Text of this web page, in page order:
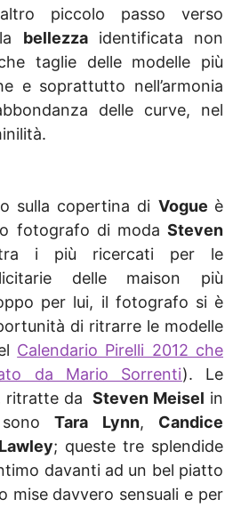
piccolo passo verso
bellezzaidentificata non
taglie delle modelle più
e soprattutto nell’armonia
delle curve, nel
sulla copertina di Vogue è
fotografo di moda Steven
i più ricercati per le
delle maison più
per lui, il fotografo si è
di ritrarre le modelle
Calendario Pirelli 2012 che
da Mario Sorrenti). Le
ritratte daSteven Meisel in
sonoTara Lynn, Candice
; queste tre splendide
davanti ad un bel piatto
mise davvero sensuali e per